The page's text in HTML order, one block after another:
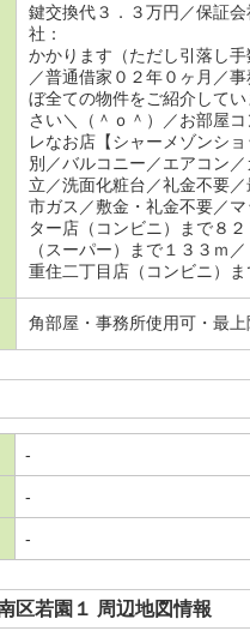
鍵交換代３．
社： 月額総賃
かかります（ただし引落し
／普通借家０２年０ヶ月／
ぼ全ての物件をご紹介して
さい＼（＾ｏ＾）／お部屋
レなお店【シャーメゾンシ
別／バルコニー／エアコン
立／洗面化粧台／礼金不要
市ガス／敷金・礼金不要／
ター店（コンビニ）まで８
（スーパー）まで１３３ｍ
重住二丁目店（コンビニ）ま
角部屋・事務所使用可・最
-
-
-
区若園１ 周辺地図情報